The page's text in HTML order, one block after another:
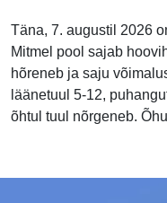
Täna, 7. augustil 2026
Mitmel pool sajab
hõreneb ja saju
läänetuul 5-12,
õhtul tuul nõrgeneb.